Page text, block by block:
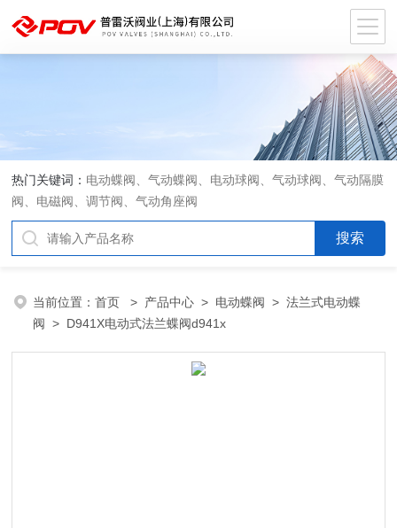
热门关键词： 电动蝶阀、气动蝶阀、电动球阀、气动球阀、气动隔膜
阀、电磁阀、调节阀、气动角座阀
当前位置：首页 > 产品中心 > 电动蝶阀 >法兰式电动蝶
阀 > D941X电动式法兰蝶阀d941x